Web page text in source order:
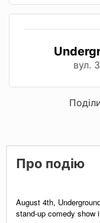
вул.
Про подію
August 4th,
stand-up comedy